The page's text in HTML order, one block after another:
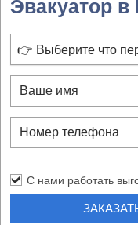
Эвакуатор в
👉 Выберите что
С нами работать